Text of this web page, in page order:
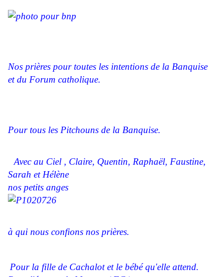
Nos prières pour toutes les intentions de la Banquise
et du Forum catholique.
Pour tous les Pitchouns de la Banquise.
Avec au Ciel , Claire, Quentin, Raphaël, Faustine,
Sarah et Hélène
nos petits anges
à qui nous confions nos prières.
Pour la fille de Cachalot et le bébé qu'elle attend.